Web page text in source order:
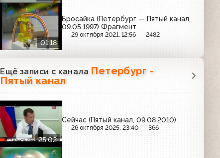
01:18
Бросайка (Петербург — Пятый канал,
09.05.1997) Фрагмент
29 октября 2021, 12:56 2482
Ещё записи с канала Петербург -
Пятый канал
25:02
Сейчас (Пятый канал, 09.08.2010)
26 октября 2025, 23:40 366